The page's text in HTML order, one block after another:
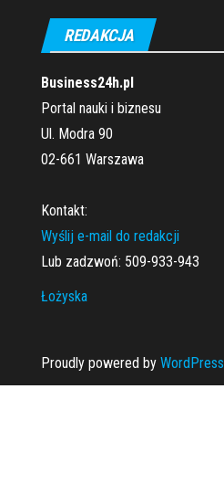
REDAKCJA
Business24h.pl
Portal nauki i biznesu
Ul. Modra 90
02-661 Warszawa
Kontakt:
Wyślij e-mail do redakcji
Lub zadzwoń: 509-933-943
Łożyska
Proudly powered by WordPress